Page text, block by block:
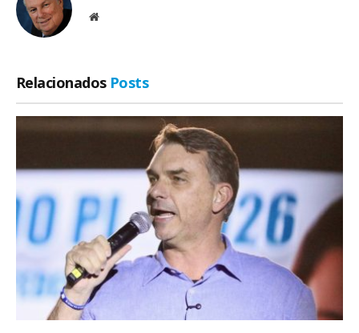
Site
Relacionados Posts